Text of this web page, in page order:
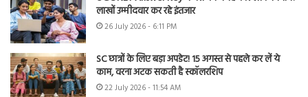
लाखों उम्मीदवार कर रहे इंतजार
26 July 2026 - 6:11 PM
SC छात्रों के लिए बड़ा अपडेट! 15 अगस्त से पहले कर लें ये
काम, वरना अटक सकती है स्कॉलरशिप
22 July 2026 - 11:54 AM